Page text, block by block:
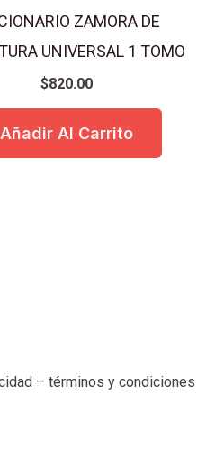
ZAMORA DE
UNIVERSAL 1 TOMO
$820.00
Añadir Al Carrito
– términos y condiciones